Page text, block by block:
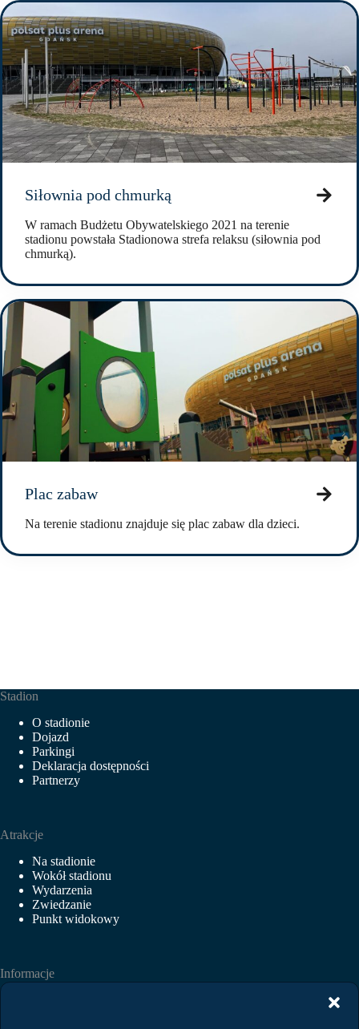
Siłownia pod chmurką
W ramach Budżetu Obywatelskiego 2021 na terenie
stadionu powstała Stadionowa strefa relaksu (siłownia pod
chmurką).
Plac zabaw
Na terenie stadionu znajduje się plac zabaw dla dzieci.
Stadion
O stadionie
Dojazd
Parkingi
Deklaracja dostępności
Partnerzy
Atrakcje
Na stadionie
Wokół stadionu
Wydarzenia
Zwiedzanie
Punkt widokowy
Informacje